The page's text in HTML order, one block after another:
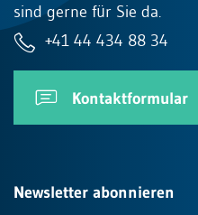
sind gerne für Sie da.
+41 44 434 88 34
Kontaktformular
Newsletter abonnieren